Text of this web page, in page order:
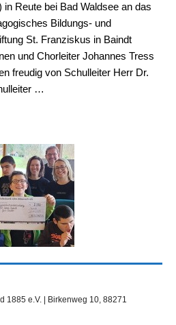
Reute bei Bad Waldsee an das
Bildungs- und
St. Franziskus in Baindt
und Chorleiter Johannes Tress
freudig von Schulleiter Herr Dr.
…
1885 e.V. |
Birkenweg 10, 88271